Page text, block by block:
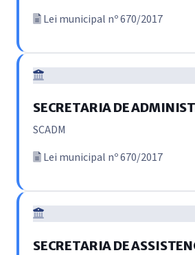
Lei municipal nº 670/2017
SECRETARIA DE
SCADM
Lei municipal nº 670/2017
SECRETARIA DE